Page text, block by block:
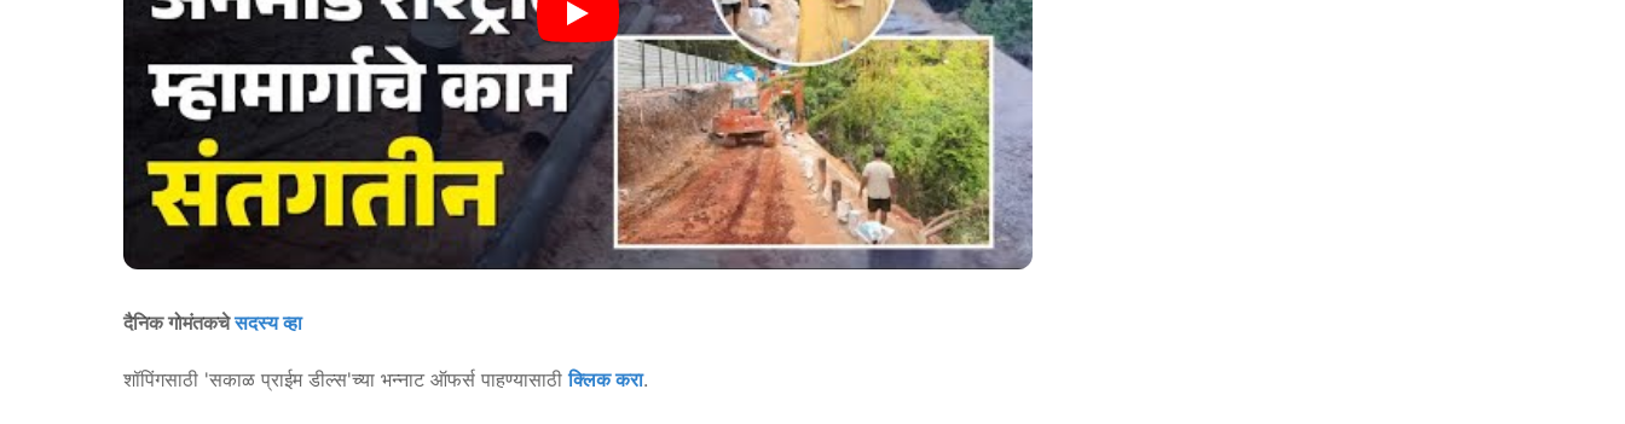
दैनिक गोमंतकचेसदस्य व्हा
शॉपिंगसाठी 'सकाळ प्राईम डील्स'च्या भन्नाट ऑफर्स पाहण्यासाठीक्लिक करा.